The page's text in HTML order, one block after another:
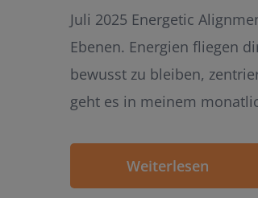
Juli 2025 Energetic
Ebenen. Energien fliegen
bewusst zu bleiben,
geht es in meinem
Weiterlesen